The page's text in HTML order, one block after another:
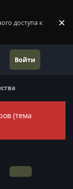
доступа к
×
Войти
(тема
По неделямПо дням